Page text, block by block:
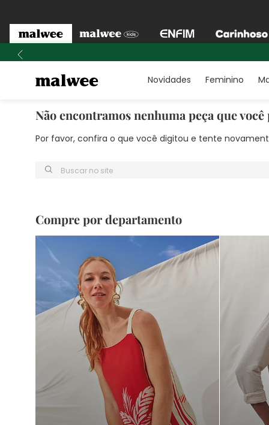
Novidades Feminino
Não encontramos nenhuma peça que
Por favor, confira o que você digitou e tente
Buscar no site
Compre por departamento